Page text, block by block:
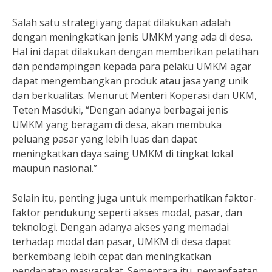
Salah satu strategi yang dapat dilakukan adalah
dengan meningkatkan jenis UMKM yang ada di desa.
Hal ini dapat dilakukan dengan memberikan pelatihan
dan pendampingan kepada para pelaku UMKM agar
dapat mengembangkan produk atau jasa yang unik
dan berkualitas. Menurut Menteri Koperasi dan UKM,
Teten Masduki, “Dengan adanya berbagai jenis
UMKM yang beragam di desa, akan membuka
peluang pasar yang lebih luas dan dapat
meningkatkan daya saing UMKM di tingkat lokal
maupun nasional.”
Selain itu, penting juga untuk memperhatikan faktor-
faktor pendukung seperti akses modal, pasar, dan
teknologi. Dengan adanya akses yang memadai
terhadap modal dan pasar, UMKM di desa dapat
berkembang lebih cepat dan meningkatkan